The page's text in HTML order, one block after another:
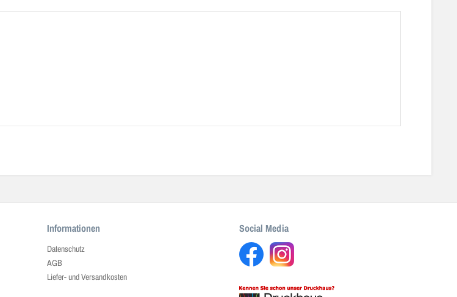
Informationen
Datenschutz
AGB
Liefer- und Versandkosten
Social Media